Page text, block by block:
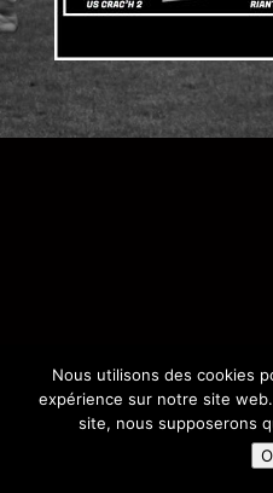
Nous utilisons des cookies
expérience sur notre site
site, nous supposerons